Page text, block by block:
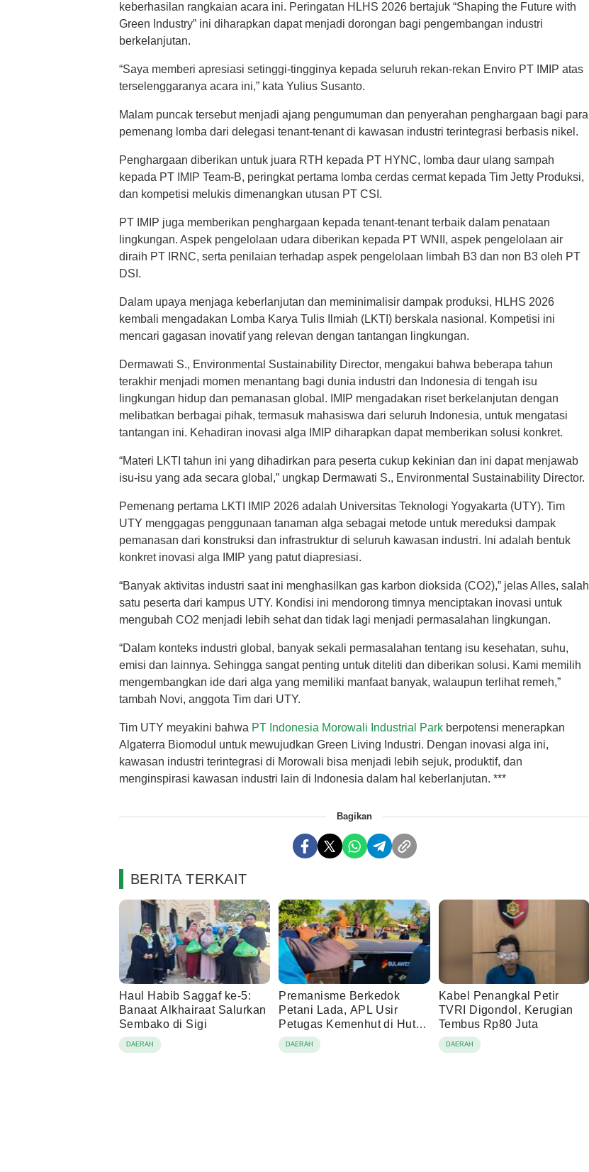
keberhasilan rangkaian acara ini. Peringatan HLHS 2026 bertajuk “Shaping the Future with
Green Industry” ini diharapkan dapat menjadi dorongan bagi pengembangan industri
berkelanjutan.
“Saya memberi apresiasi setinggi-tingginya kepada seluruh rekan-rekan Enviro PT IMIP atas
terselenggaranya acara ini,” kata Yulius Susanto.
Malam puncak tersebut menjadi ajang pengumuman dan penyerahan penghargaan bagi para
pemenang lomba dari delegasi tenant-tenant di kawasan industri terintegrasi berbasis nikel.
Penghargaan diberikan untuk juara RTH kepada PT HYNC, lomba daur ulang sampah
kepada PT IMIP Team-B, peringkat pertama lomba cerdas cermat kepada Tim Jetty Produksi,
dan kompetisi melukis dimenangkan utusan PT CSI.
PT IMIP juga memberikan penghargaan kepada tenant-tenant terbaik dalam penataan
lingkungan. Aspek pengelolaan udara diberikan kepada PT WNII, aspek pengelolaan air
diraih PT IRNC, serta penilaian terhadap aspek pengelolaan limbah B3 dan non B3 oleh PT
DSI.
Dalam upaya menjaga keberlanjutan dan meminimalisir dampak produksi, HLHS 2026
kembali mengadakan Lomba Karya Tulis Ilmiah (LKTI) berskala nasional. Kompetisi ini
mencari gagasan inovatif yang relevan dengan tantangan lingkungan.
Dermawati S., Environmental Sustainability Director, mengakui bahwa beberapa tahun
terakhir menjadi momen menantang bagi dunia industri dan Indonesia di tengah isu
lingkungan hidup dan pemanasan global. IMIP mengadakan riset berkelanjutan dengan
melibatkan berbagai pihak, termasuk mahasiswa dari seluruh Indonesia, untuk mengatasi
tantangan ini. Kehadiran inovasi alga IMIP diharapkan dapat memberikan solusi konkret.
“Materi LKTI tahun ini yang dihadirkan para peserta cukup kekinian dan ini dapat menjawab
isu-isu yang ada secara global,” ungkap Dermawati S., Environmental Sustainability Director.
Pemenang pertama LKTI IMIP 2026 adalah Universitas Teknologi Yogyakarta (UTY). Tim
UTY menggagas penggunaan tanaman alga sebagai metode untuk mereduksi dampak
pemanasan dari konstruksi dan infrastruktur di seluruh kawasan industri. Ini adalah bentuk
konkret inovasi alga IMIP yang patut diapresiasi.
“Banyak aktivitas industri saat ini menghasilkan gas karbon dioksida (CO2),” jelas Alles, salah
satu peserta dari kampus UTY. Kondisi ini mendorong timnya menciptakan inovasi untuk
mengubah CO2 menjadi lebih sehat dan tidak lagi menjadi permasalahan lingkungan.
“Dalam konteks industri global, banyak sekali permasalahan tentang isu kesehatan, suhu,
emisi dan lainnya. Sehingga sangat penting untuk diteliti dan diberikan solusi. Kami memilih
mengembangkan ide dari alga yang memiliki manfaat banyak, walaupun terlihat remeh,”
tambah Novi, anggota Tim dari UTY.
Tim UTY meyakini bahwa PT Indonesia Morowali Industrial Park berpotensi menerapkan
Algaterra Biomodul untuk mewujudkan Green Living Industri. Dengan inovasi alga ini,
kawasan industri terintegrasi di Morowali bisa menjadi lebih sejuk, produktif, dan
menginspirasi kawasan industri lain di Indonesia dalam hal keberlanjutan. ***
Bagikan
BERITA TERKAIT
Haul Habib Saggaf ke-5:
Banaat Alkhairaat Salurkan
Sembako di Sigi
DAERAH
Premanisme Berkedok
Petani Lada, APL Usir
Petugas Kemenhut di Hutan
Lindung Loeha
DAERAH
Kabel Penangkal Petir
TVRI Digondol, Kerugian
Tembus Rp80 Juta
DAERAH